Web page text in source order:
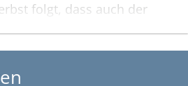
folgt, dass auch der
die bezauberndste